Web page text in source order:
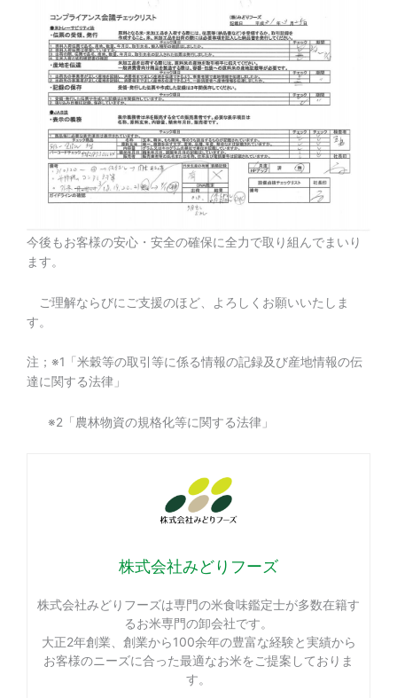
今後もお客様の安心・安全の確保に全力で取り組んでまいり
ます。
ご理解ならびにご支援のほど、よろしくお願いいたしま
す。
注；※1「米穀等の取引等に係る情報の記録及び産地情報の伝
達に関する法律」
※2「農林物資の規格化等に関する法律」
株式会社みどりフーズ
株式会社みどりフーズは専門の米食味鑑定士が多数在籍す
るお米専門の卸会社です。
大正2年創業、創業から100余年の豊富な経験と実績から
お客様のニーズに合った最適なお米をご提案しておりま
す。